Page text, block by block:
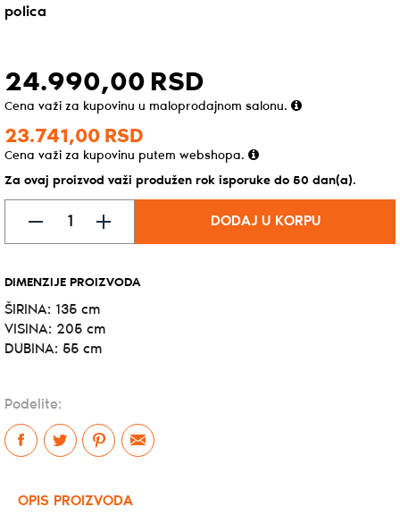
polica
24.990,00 RSD
Cena važi za kupovinu u maloprodajnom salonu.
23.741,00 RSD
Cena važi za kupovinu putem webshopa.
Za ovaj proizvod važi produžen rok isporuke do 50 dan(a).
DODAJ U KORPU
DIMENZIJE PROIZVODA
ŠIRINA: 135 cm
VISINA: 205 cm
DUBINA: 55 cm
Podelite:
OPIS PROIZVODA